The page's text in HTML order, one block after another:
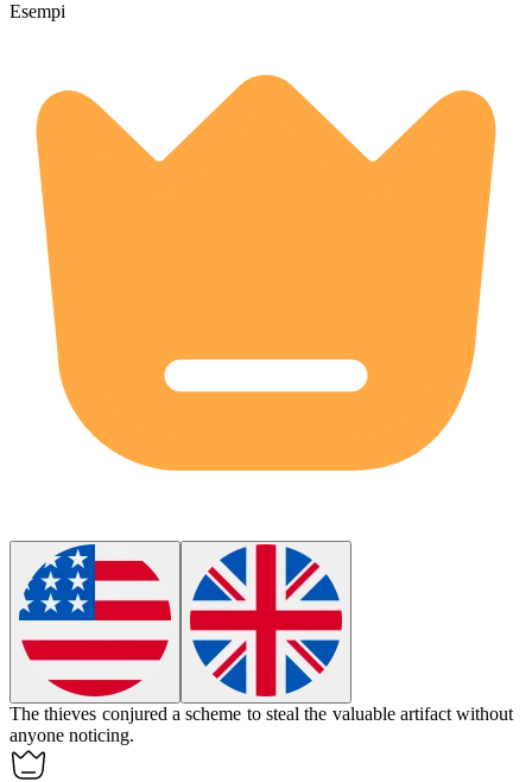
Esempi
The thieves conjured a scheme to steal the valuable artifact without
anyone noticing.